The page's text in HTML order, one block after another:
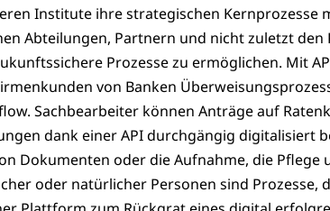
Institute ihre strategischen Kernprozesse
Abteilungen, Partnern und nicht zuletzt den
Prozesse zu ermöglichen. Mit
von Banken
Sachbearbeiter können Anträge auf
dank einer API durchgängig digitalisiert
Dokumenten oder die Aufnahme, die Pflege
oder natürlicher Personen sind Prozesse,